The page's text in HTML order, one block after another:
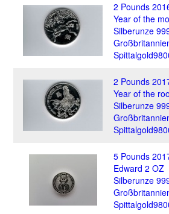
2 Pounds
Year of the
Silberunze
2 Pounds
Year of the
Silberunze
5 Pounds
Edward 2 OZ
Silberunze